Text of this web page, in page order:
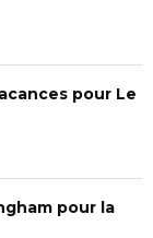
C
pour Le
pour la